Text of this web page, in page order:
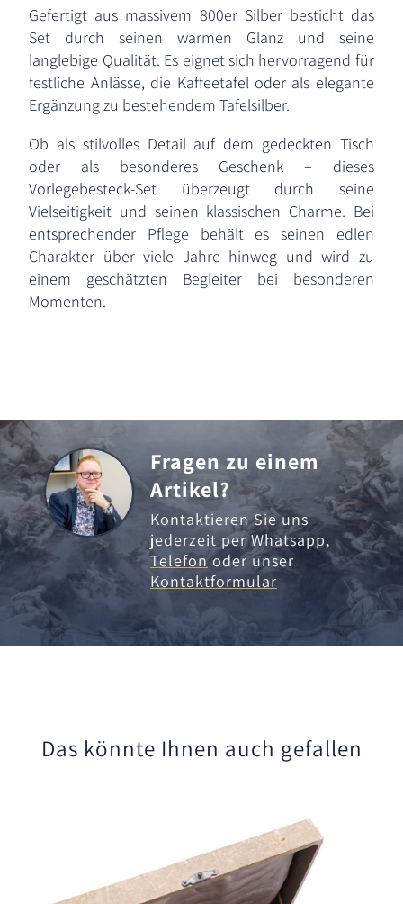
Gefertigt aus massivem 800er Silber besticht das
Set durch seinen warmen Glanz und seine
langlebige Qualität. Es eignet sich hervorragend für
festliche Anlässe, die Kaffeetafel oder als elegante
Ergänzung zu bestehendem Tafelsilber.
Ob als stilvolles Detail auf dem gedeckten Tisch
oder als besonderes Geschenk – dieses
Vorlegebesteck-Set überzeugt durch seine
Vielseitigkeit und seinen klassischen Charme. Bei
entsprechender Pflege behält es seinen edlen
Charakter über viele Jahre hinweg und wird zu
einem geschätzten Begleiter bei besonderen
Momenten.
Fragen zu einem
Artikel?
Kontaktieren Sie uns
jederzeit perWhatsapp,
Telefonoder unser
Kontaktformular
Das könnte Ihnen auch gefallen